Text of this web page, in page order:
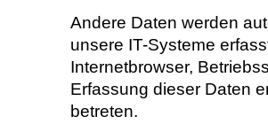
Andere Daten werden
unsere IT-Systeme
Internetbrowser,
Erfassung dieser Daten
betreten.